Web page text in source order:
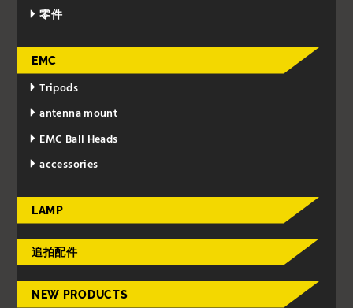
零件
EMC
Tripods
antenna mount
EMC Ball Heads
accessories
LAMP
追拍配件
NEW PRODUCTS